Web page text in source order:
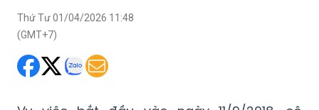
Thứ Tư 01/04/2026 11:48
(GMT+7)